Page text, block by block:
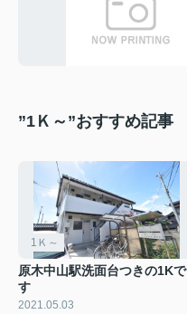
”1Ｋ～”おすすめ記事
1Ｋ～
原木中山駅洗面台つきの1Kで
す
2021.05.03